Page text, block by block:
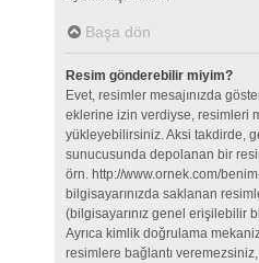
Başa dön
Resim gönderebilir miyim?
Evet, resimler mesajınızda
eklerine izin verdiyse, resimleri
yükleyebilirsiniz. Aksi takdirde,
sunucusunda depolanan bir
örn. http://www.ornek.com/
bilgisayarınızda saklanan
(bilgisayarınız genel erişilebilir
Ayrıca kimlik doğrulama
resimlere bağlantı